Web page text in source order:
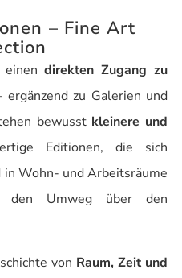
– Fine Art
einendirekten Zugang zu
zu Galerien und
bewusst kleinere und
Editionen, die sich
Wohn- und Arbeitsräume
den Umweg über den
von Raum, Zeit und